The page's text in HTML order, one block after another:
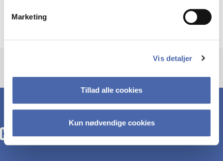
Marketing
Vis detaljer
Tillad alle cookies
Kun nødvendige cookies
Udbyder